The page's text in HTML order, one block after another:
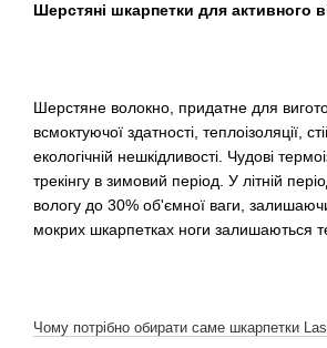
Шерстяні шкарпетки для активного
Шерстяне волокно, придатне для
всмоктуючої здатності, теплоізоляції,
екологічній нешкідливості. Чудові
трекінгу в зимовий період. У літній
вологу до 30% об'ємної ваги,
мокрих шкарпетках ноги залишаються
Чому потрібно обирати саме шкарпетки